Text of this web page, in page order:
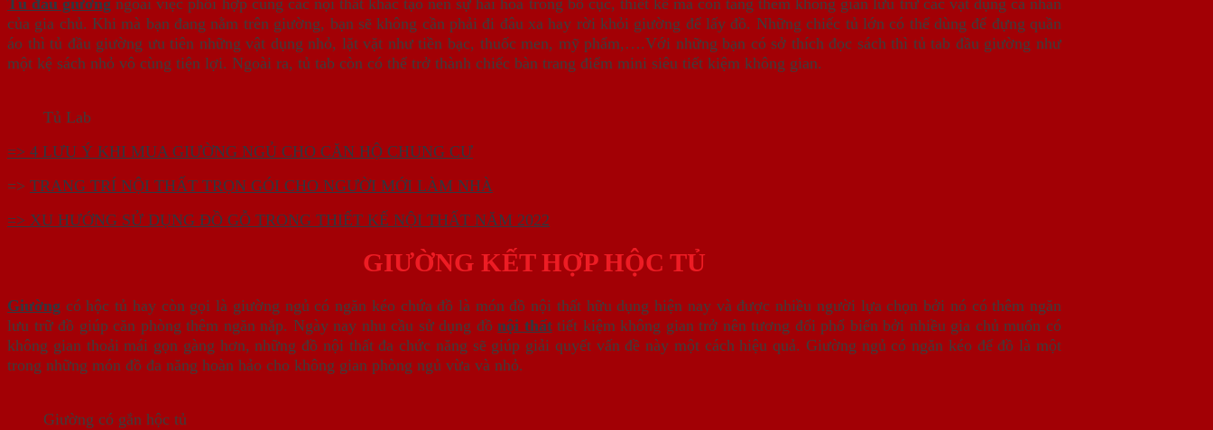
Tủ đầu giường ngoài việc phối hợp cùng các nội thất khác tạo nên sự hài hòa trong bố cục, thiết kế mà còn tăng thêm không gian lưu trữ các vật dụng cá nhân
của gia chủ. Khi mà bạn đang nằm trên giường, bạn sẽ không cần phải đi đâu xa hay rời khỏi giường để lấy đồ. Những chiếc tủ lớn có thể dùng để đựng quần
áo thì tủ đầu giường ưu tiên những vật dụng nhỏ, lặt vặt như tiền bạc, thuốc men, mỹ phẩm,….Với những bạn có sở thích đọc sách thì tủ tab đầu giường như
một kệ sách nhỏ vô cùng tiện lợi. Ngoài ra, tủ tab còn có thể trở thành chiếc bàn trang điểm mini siêu tiết kiệm không gian.
Tủ Lab
=> 4 LƯU Ý KHI MUA GIƯỜNG NGỦ CHO CĂN HỘ CHUNG CƯ
=> TRANG TRÍ NỘI THẤT TRỌN GÓI CHO NGƯỜI MỚI LÀM NHÀ
=> XU HƯỚNG SỬ DỤNG ĐỒ GỖ TRONG THIẾT KẾ NỘI THẤT NĂM 2022
GIƯỜNG KẾT HỢP HỘC TỦ
Giường có hộc tủ hay còn gọi là giường ngủ có ngăn kéo chứa đồ là món đồ nội thất hữu dụng hiện nay và được nhiều người lựa chọn bởi nó có thêm ngăn
lưu trữ đồ giúp căn phòng thêm ngăn nắp. Ngày nay nhu cầu sử dụng đồnội thấttiết kiệm không gian trở nên tương đối phổ biến bởi nhiều gia chủ muốn có
không gian thoải mái gọn gàng hơn, những đồ nội thất đa chức năng sẽ giúp giải quyết vấn đề này một cách hiệu quả. Giường ngủ có ngăn kéo để đồ là một
trong những món đồ đa năng hoàn hảo cho không gian phòng ngủ vừa và nhỏ.
Giường có gắn hộc tủ